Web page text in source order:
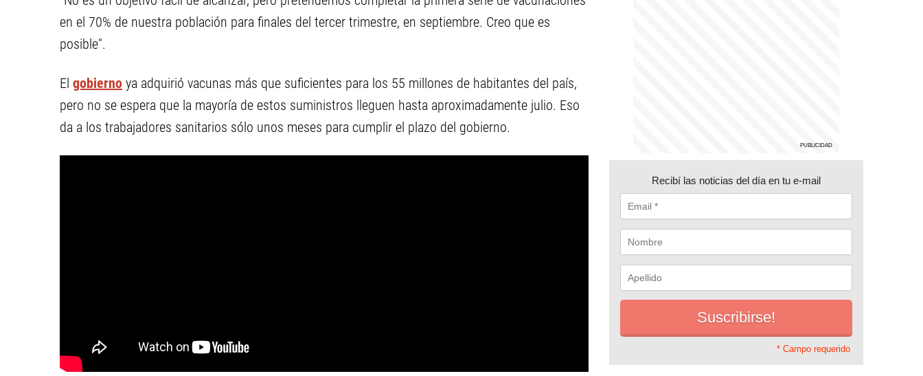
en el 70% de nuestra población para finales del tercer trimestre, en septiembre. Creo que es
posible".
El gobierno ya adquirió vacunas más que suficientes para los 55 millones de habitantes del país,
pero no se espera que la mayoría de estos suministros lleguen hasta aproximadamente julio. Eso
da a los trabajadores sanitarios sólo unos meses para cumplir el plazo del gobierno.
Recibí las noticias del día en tu e-mail
* Campo requerido